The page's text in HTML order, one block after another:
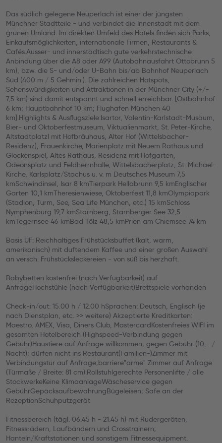
Das südlich gelegene Neuperlach ist einer der jüngsten
Münchner Stadtteile - und verbindet die Innenstadt mit dem
grünen Umland. Im direkten Umfeld des Hotels finden sich Parks,
Einkaufsmöglichkeiten, internationale Firmen, Restaurants &
Cafés.Ausser- und innerstädtisch gute verkehrstechnische
Anbindung über die A8 oder A99 (Autobahnausfahrt Ottobrunn 5
km), bzw. die S- und/oder U-Bahn bis/ab Bahnhof Neuperlach
Süd (400 m / 5 Gehmin.). Die zahlreichen Hotspots,
Sehenswürdigkeiten und Attraktionen in der Münchner City (+/-
7,5 km) sind damit entspannt und schnell erreichbar. [Ostbahnhof
6 km; Hauptbahnhof 10 km; Flughafen München 40
km].Highlights & Ausflugsziele:Isartor, Valentin-Karlstadt-Musäum,
Bier- und Oktoberfestmuseum, Viktualienmarkt, St. Peter-Kirche,
Altstadtplatzl mit Hofbräuhaus, Alter Hof (Wittelsbacher-
Residenz), Frauenkirche, Marienplatz mit Neuem Rathaus und
Glockenspiel, Altes Rathaus, Residenz mit Hofgarten,
Odeonsplatz und Feldherrnhalle, Wittelsbacherplatz, St. Michael-
Kirche, Karlsplatz/Stachus u. v. m Deutsches Museum 7,5
kmSchwindinsel, Isar 8 kmTierpark Hellabrunn 9,5 kmEnglischer
Garten 10,1 kmTheresienwiese, Oktoberfest 11,8 kmOlympiapark
(Stadion, Turm, See, Sea Life München, etc.) 15 kmSchloss
Nymphenburg 19,7 kmStarnberg, Starnberger See 32,5
kmTegernsee 46 kmBad Tölz 48,5 kmPrien am Chiemsee 74 km
Basis ÜF: Reichhaltiges Frühstücksbuffet (kalt, warm,
amerikanisch) mit duftendem Kaffee und einer großen Auswahl
an versch. Frühstücksleckereien - von süß bis herzhaft.
Babybetten kostenfrei (nach Verfügbarkeit) auf
AnfrageHochstühle (nach Verfügbarkeit)Brettspiele vorhanden
Check-in/out: 15.00 h / 12.00 hSprachen: Deutsch, Englisch (je
nach Dienstplan, etc. >> weitere) Akzeptierte Kreditkarten:
Maestro, AMEX, Visa, Diners Club, MastercardKostenfreies WIFI im
gesamten Hotelbereich (Highspeed-Verbindung gegen
Gebühr)Haustiere auf Anfrage willkommen; gegen Gebühr (10,- /
Nacht); dürfen nicht ins Restaurant(Familien-)Zimmer mit
Verbindungstür auf Anfrage;barriere"arme" Zimmer auf Anfrage
(Türmaße / Breite: 81 cm).Rollstuhlgerechte Personenlifte / alle
StockwerkeKeine KlimaanlageWäscheservice gegen
GebührGepäcksaufbewahrungBügeleisen; Safe an der
RezeptionSchuhputzgerät
Fitnessbereich (tägl. 06.45 h - 21.45 h) mit Rudergeräten,
Fitnessrädern, Laufbändern und Crosstrainern;
Hanteln/Kraftstationen und sonstigem Fitnessequipment.